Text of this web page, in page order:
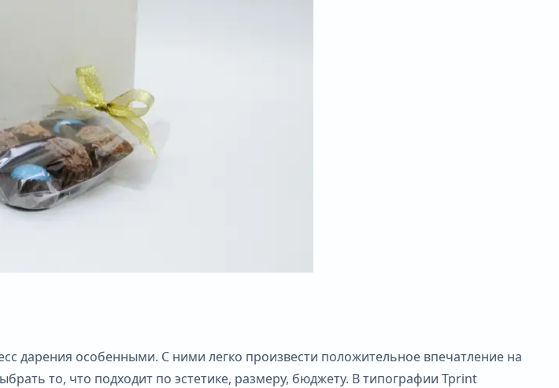
дарения особенными. С ними легко произвести положительное впечатление на
то, что подходит по эстетике, размеру, бюджету. В типографии Tprint